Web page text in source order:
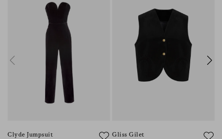
Clyde Jumpsuit
Gliss Gilet